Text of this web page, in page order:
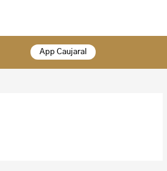
App Caujaral